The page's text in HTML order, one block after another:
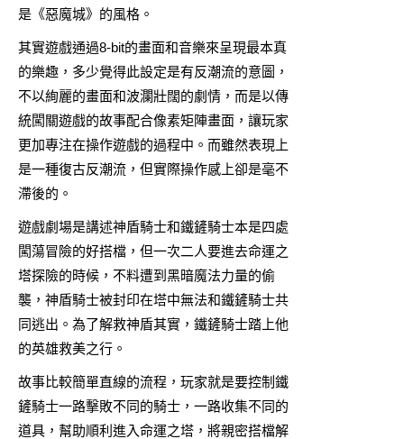
是《惡魔城》的風格。
其實遊戲通過8-bit的畫面和音樂來呈現最本真
的樂趣，多少覺得此設定是有反潮流的意圖，
不以絢麗的畫面和波瀾壯闊的劇情，而是以傳
統闖關遊戲的故事配合像素矩陣畫面，讓玩家
更加專注在操作遊戲的過程中。而雖然表現上
是一種復古反潮流，但實際操作感上卻是毫不
滯後的。
遊戲劇場是講述神盾騎士和鐵鏟騎士本是四處
闖蕩冒險的好搭檔，但一次二人要進去命運之
塔探險的時候，不料遭到黑暗魔法力量的偷
襲，神盾騎士被封印在塔中無法和鐵鏟騎士共
同逃出。為了解救神盾其實，鐵鏟騎士踏上他
的英雄救美之行。
故事比較簡單直線的流程，玩家就是要控制鐵
鏟騎士一路擊敗不同的騎士，一路收集不同的
道具，幫助順利進入命運之塔，將親密搭檔解